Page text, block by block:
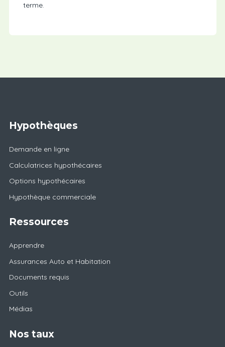
terme.
Hypothèques
Demande en ligne
Calculatrices hypothécaires
Options hypothécaires
Hypothèque commerciale
Ressources
Apprendre
Assurances Auto et Habitation
Documents requis
Outils
Médias
Nos taux